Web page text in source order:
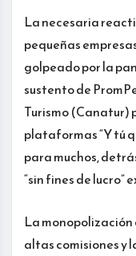
La necesaria
pequeñas
golpeado por la
sustento de
Turismo (Canatur)
plataformas “Y tú
para muchos,
“sin fines de
La monopolización
altas comisiones y